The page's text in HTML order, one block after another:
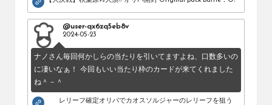
@user-qx6zq5eb8v
2024-05-23
ナノさん毎回何かしらの当たりを引いてますよね、口数多いの
に凄いなぁ！ 今回もいい当たり枠のカードが来てくれました
ね＾－＾
レリーフ確定オリパでカオスソルジャーのレリーフを狙う！